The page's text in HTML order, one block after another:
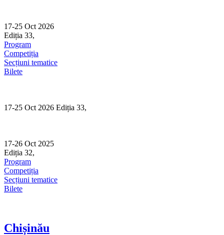
content
17-25 Oct 2026
Ediția 33,
Program
Competiția
Secțiuni tematice
Bilete
17-25 Oct 2026 Ediția 33,
17-26 Oct 2025
Ediția 32,
Program
Competiția
Secțiuni tematice
Bilete
Chișinău